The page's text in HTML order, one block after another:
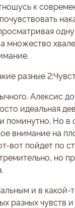
к
множество
разные
Алексис
идеальная
поминутно. Но
внимание на
вот пойдет по
но
и в какой-
разных